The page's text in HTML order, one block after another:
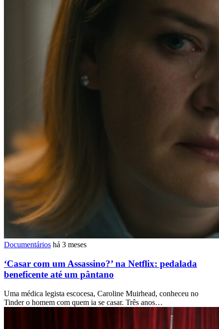
Documentários há 3 meses
‘Casar com um Assassino?’ na Netflix: pedalada
beneficente até um pântano
Uma médica legista escocesa, Caroline Muirhead, conheceu no
Tinder o homem com quem ia se casar. Três anos…